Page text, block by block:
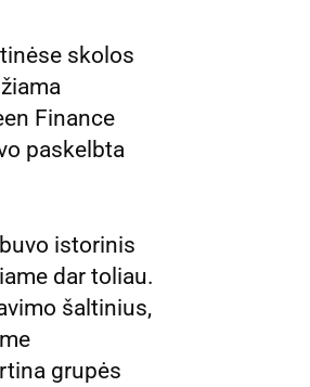
skolos
Finance
paskelbta
istorinis
dar toliau.
šaltinius,
grupės